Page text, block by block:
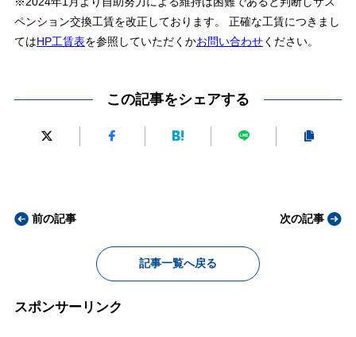
ペンション交換工賃を改正しております。 正確な工賃につきまし
てはHP工賃表を参照していただくかお問い合わせください。
この記事をシェアする
前の記事
記事一覧へ戻る
次の記事
スポンサーリンク